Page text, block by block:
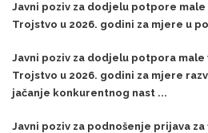
Javni poziv za dodjelu potpore
Trojstvo u 2026. godini za mjere u
Javni poziv za dodjelu potpora
Trojstvo u 2026. godini za mjere
jačanje konkurentnog nast ...
Javni poziv za podnošenje prijava